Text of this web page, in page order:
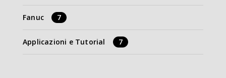
Fanuc 7
Applicazioni e Tutorial 7